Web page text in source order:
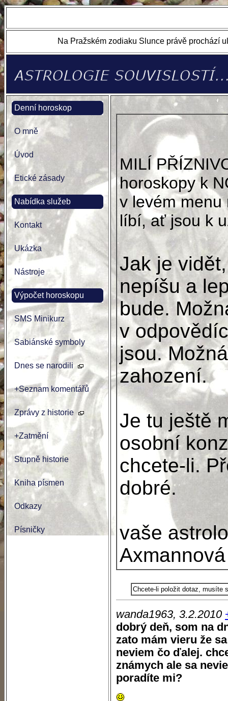
Na Pražském zodiaku Slunce právě prochází
Denní horoskop
O mně
Úvod
Etické zásady
Nabídka služeb
Kontakt
Ukázka
Nástroje
Výpočet horoskopu
SMS Minikurz
Sabiánské symboly
Dnes se narodili
+Seznam komentářů
Zprávy z historie
+Zatmění
Stupně historie
Kniha písmen
Odkazy
Písničky
MILÍ
horoskopy k
v levém menu
líbí, ať jsou k
Jak je
nepíšu a
bude.
v
jsou.
zahození.
Je tu ještě
osobní
chcete-li.
dobré.
vaše
Axmannová
Chcete-li položit dotaz, musíte
wanda1963, 3.2.2010
dobrý deň, som na
zato mám vieru že
neviem čo ďalej.
známych ale sa
poradíte mi?